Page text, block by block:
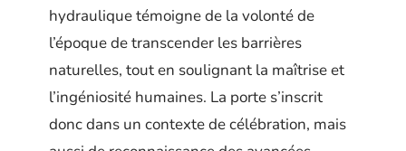
hydraulique témoigne de la volonté de
l’époque de transcender les barrières
naturelles, tout en soulignant la maîtrise et
l’ingéniosité humaines. La porte s’inscrit
donc dans un contexte de célébration, mais